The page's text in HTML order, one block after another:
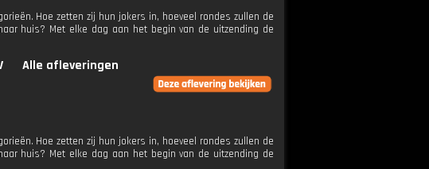
Hoe zetten zij hun jokers in, hoeveel rondes zullen de
huis? Met elke dag aan het begin van de uitzending de
Alle afleveringen
Hoe zetten zij hun jokers in, hoeveel rondes zullen de
huis? Met elke dag aan het begin van de uitzending de